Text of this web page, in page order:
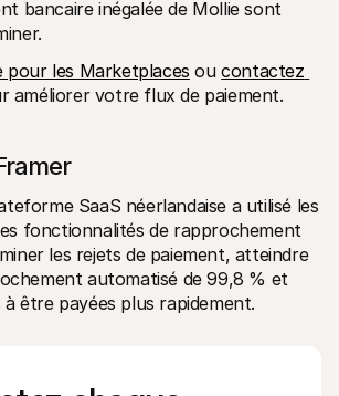
bancaire inégalée de Mollie sont
pour les Marketplaces ou contactez
améliorer votre flux de paiement.
SaaS néerlandaise a utilisé les
fonctionnalités de rapprochement
les rejets de paiement, atteindre
automatisé de 99,8 % et
à être payées plus rapidement.